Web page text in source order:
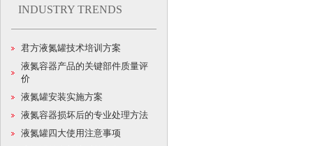
INDUSTRY TRENDS
君方液氮罐技术培训方案
液氮容器产品的关键部件质量评
价
液氮罐安装实施方案
液氮容器损坏后的专业处理方法
液氮罐四大使用注意事项